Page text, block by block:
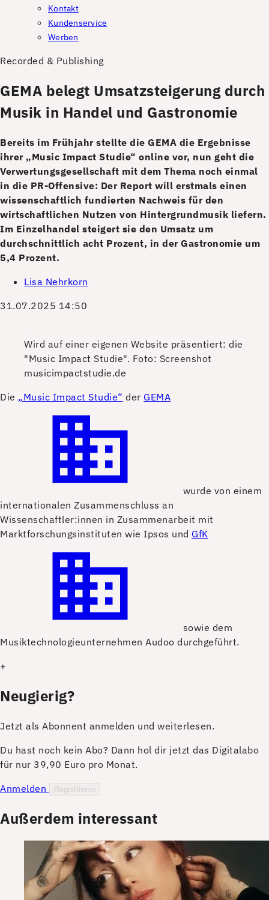
Kontakt
Kundenservice
Werben
Recorded & Publishing
GEMA belegt Umsatzsteigerung durch
Musik in Handel und Gastronomie
Bereits im Frühjahr stellte die GEMA die Ergebnisse
ihrer „Music Impact Studie“ online vor, nun geht die
Verwertungsgesellschaft mit dem Thema noch einmal
in die PR-Offensive: Der Report will erstmals einen
wissenschaftlich fundierten Nachweis für den
wirtschaftlichen Nutzen von Hintergrundmusik liefern.
Im Einzelhandel steigert sie den Umsatz um
durchschnittlich acht Prozent, in der Gastronomie um
5,4 Prozent.
Lisa Nehrkorn
31.07.2025 14:50
Wird auf einer eigenen Website präsentiert: die
"Music Impact Studie". Foto: Screenshot
musicimpactstudie.de
Die „Music Impact Studie“ der GEMA
wurde von einem
internationalen Zusammenschluss an
Wissenschaftler:innen in Zusammenarbeit mit
Marktforschungsinstituten wie Ipsos und GfK
sowie dem
Musiktechnologieunternehmen Audoo durchgeführt.
+
Neugierig?
Jetzt als Abonnent anmelden und weiterlesen.
Du hast noch kein Abo? Dann hol dir jetzt das Digitalabo
für nur 39,90 Euro pro Monat.
Anmelden
Registrieren
Außerdem interessant